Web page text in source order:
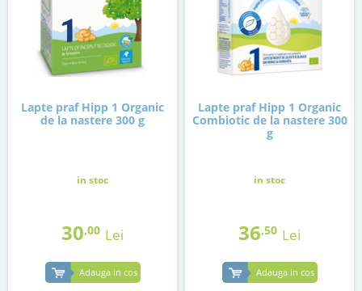
Lapte praf Hipp 1 Organic
de la nastere 300 g
in stoc
30,00 Lei
Adauga in cos
Lapte praf Hipp 1 Organic
Combiotic de la nastere 300
g
in stoc
36,50 Lei
Adauga in cos